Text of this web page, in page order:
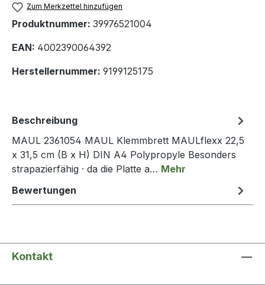
Zum Merkzettel hinzufügen
Produktnummer: 39976521004
EAN: 4002390064392
Herstellernummer: 9199125175
Beschreibung
MAUL 2361054 MAUL Klemmbrett MAULflexx 22,5
x 31,5 cm (B x H) DIN A4 Polypropyle Besonders
strapazierfähig · da die Platte a… Mehr
Bewertungen
Kontakt